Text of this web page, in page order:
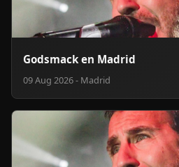
Godsmack en Madrid
09 Aug 2026 - Madrid